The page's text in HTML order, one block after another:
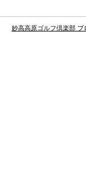
妙高高原ゴルフ倶楽部 ブ